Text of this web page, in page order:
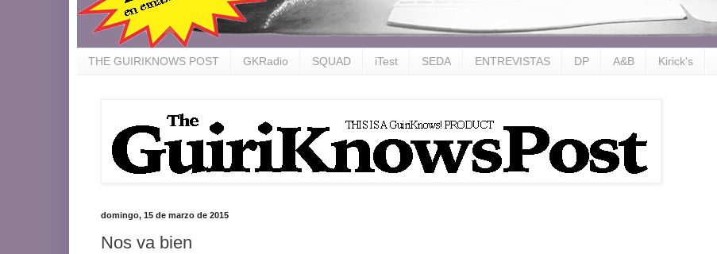
THE GUIRIKNOWS POST GKRadio SQUAD iTest SEDA ENTREVISTAS DP A&B Kirick's
domingo, 15 de marzo de 2015
Nos va bien